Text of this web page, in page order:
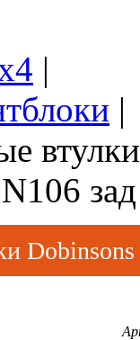
|
|
зад